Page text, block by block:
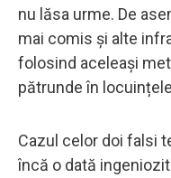
nu lăsa urme. De
mai comis și alte
folosind aceleași
pătrunde în
Cazul celor doi falsi
încă o dată